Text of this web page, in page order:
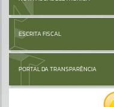
ESCRITA FISCAL
PORTAL DA TRANSPARÊNCIA